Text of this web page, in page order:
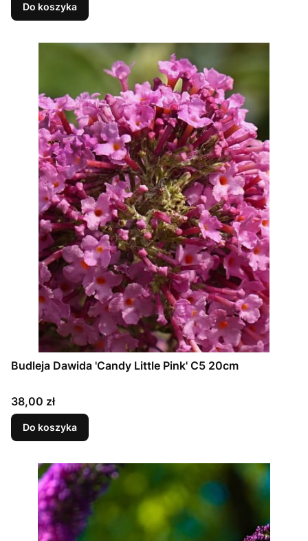
Do koszyka
Budleja Dawida 'Candy Little Pink' C5 20cm
Cena
38,00 zł
Do koszyka